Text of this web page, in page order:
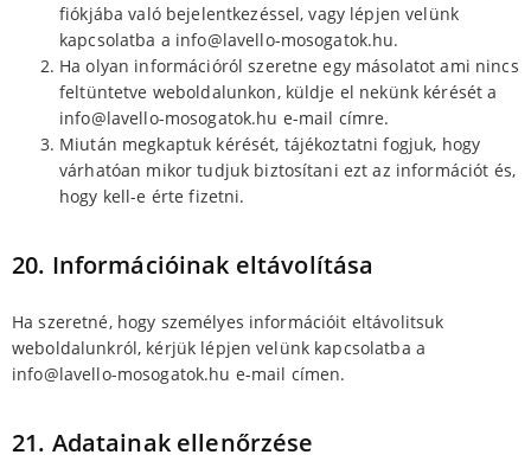
fiókjába való bejelentkezéssel, vagy lépjen velünk
kapcsolatba a info@lavello-mosogatok.hu.
Ha olyan információról szeretne egy másolatot ami nincs
feltüntetve weboldalunkon, küldje el nekünk kérését a
info@lavello-mosogatok.hu e-mail címre.
Miután megkaptuk kérését, tájékoztatni fogjuk, hogy
várhatóan mikor tudjuk biztosítani ezt az információt és,
hogy kell-e érte fizetni.
20. Információinak eltávolítása
Ha szeretné, hogy személyes információit eltávolitsuk
weboldalunkról, kérjük lépjen velünk kapcsolatba a
info@lavello-mosogatok.hu e-mail címen.
21. Adatainak ellenőrzése